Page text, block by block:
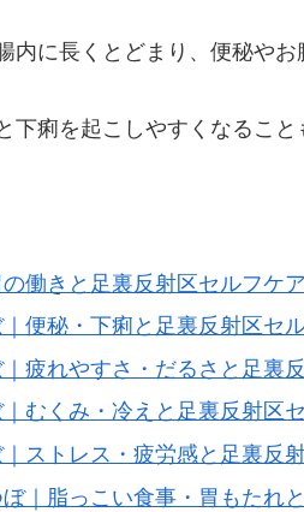
内に長くとどまり、便秘や
下痢を起こしやすくなること
働きと足裏反射区セルフケア
便秘・下痢と足裏反射区セ
疲れやすさ・だるさと足裏
むくみ・冷えと足裏反射区
ストレス・疲労感と足裏反
｜脂っこい食事・胃もたれ